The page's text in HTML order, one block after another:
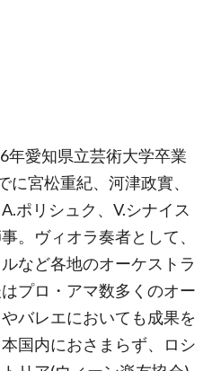
年愛知県立芸術大学卒業
に宮松重紀、河津政實、
ポリシュク、V.シナイス
。ヴィオラ奏者として、
など各地のオーケストラ
プロ・アマ数多くのオー
バレエにおいても成果を
国内におさまらず、ロシ